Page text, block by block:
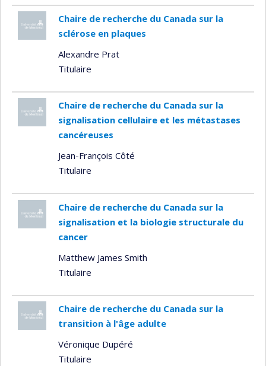
Chaire de recherche du Canada sur la
sclérose en plaques
Alexandre Prat
Titulaire
Chaire de recherche du Canada sur la
signalisation cellulaire et les métastases
cancéreuses
Jean-François Côté
Titulaire
Chaire de recherche du Canada sur la
signalisation et la biologie structurale du
cancer
Matthew James Smith
Titulaire
Chaire de recherche du Canada sur la
transition à l'âge adulte
Véronique Dupéré
Titulaire